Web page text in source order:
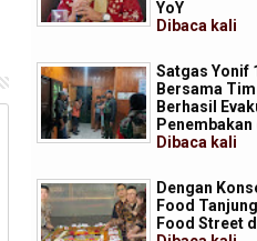
YoY
Dibaca kali
Satgas Yonif
Bersama
Berhasil
Dibaca kali
Dengan
Food
Food Street